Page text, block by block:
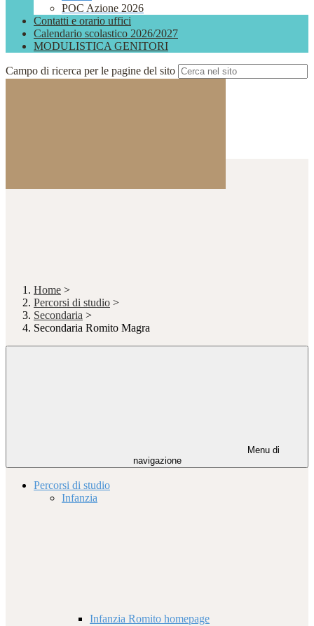
POC Azione 2026
Contatti e orario uffici
Calendario scolastico 2026/2027
MODULISTICA GENITORI
Campo di ricerca per le pagine del sito
Home >
Percorsi di studio >
Secondaria >
Secondaria Romito Magra
Menu di
navigazione
Percorsi di studio
Infanzia
Infanzia Romito homepage